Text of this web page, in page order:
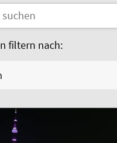
filtern nach: